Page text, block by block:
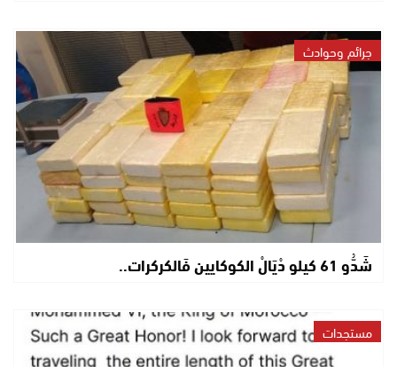
جرائم وحوادث
شَدُّو 61 كيلو دْيَالْ الكوكايين فَالكركرات..
مستجدات